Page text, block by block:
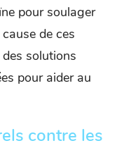
pour soulager
de ces
solutions
pour aider au
contre les